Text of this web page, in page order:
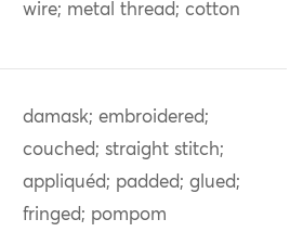
wire; metal thread; cotton
damask; embroidered;
couched; straight stitch;
appliquéd; padded; glued;
fringed; pompom